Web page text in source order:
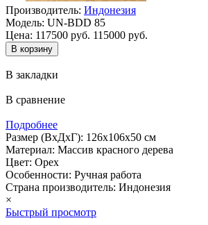
Производитель: Индонезия
Модель: UN-BDD 85
Цена: 117500 руб. 115000 руб.
В закладки
В сравнение
Подробнее
Размер (ВхДхГ): 126х106х50 см
Материал: Массив красного дерева
Цвет: Орех
Особенности: Ручная работа
Страна производитель: Индонезия
×
Быстрый просмотр